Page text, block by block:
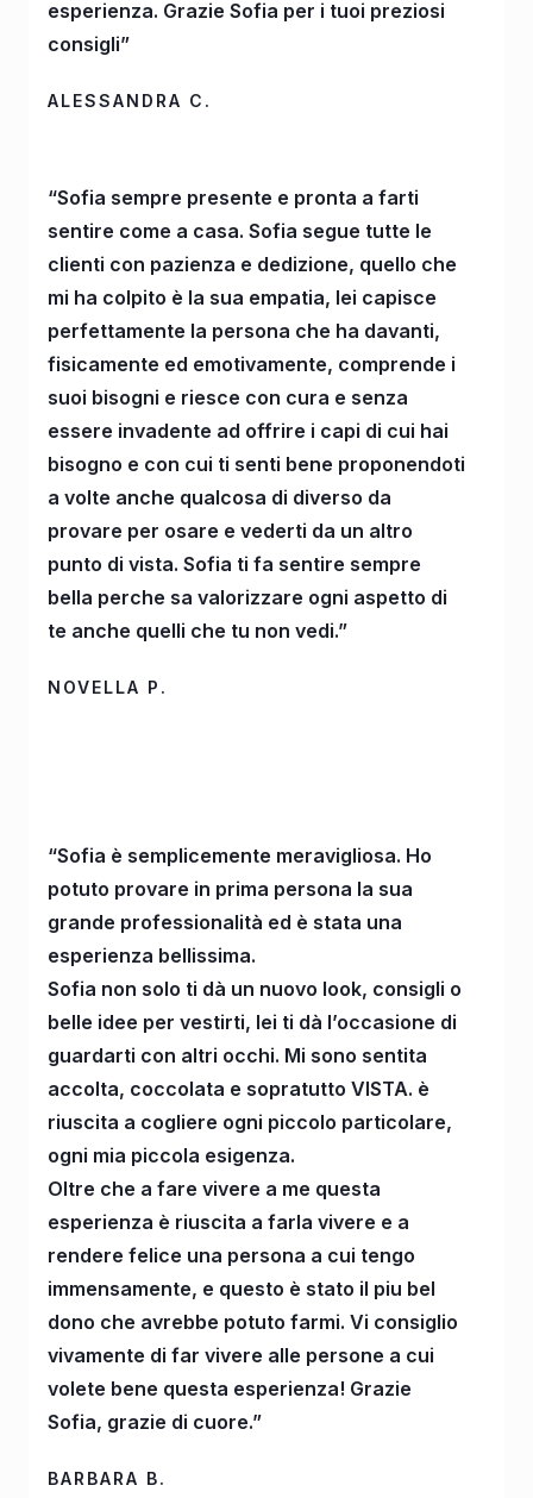
esperienza. Grazie Sofia per i tuoi preziosi
consigli”
ALESSANDRA C.
“Sofia sempre presente e pronta a farti
sentire come a casa. Sofia segue tutte le
clienti con pazienza e dedizione, quello che
mi ha colpito è la sua empatia, lei capisce
perfettamente la persona che ha davanti,
fisicamente ed emotivamente, comprende i
suoi bisogni e riesce con cura e senza
essere invadente ad offrire i capi di cui hai
bisogno e con cui ti senti bene proponendoti
a volte anche qualcosa di diverso da
provare per osare e vederti da un altro
punto di vista. Sofia ti fa sentire sempre
bella perche sa valorizzare ogni aspetto di
te anche quelli che tu non vedi.”
NOVELLA P.
“Sofia è semplicemente meravigliosa. Ho
potuto provare in prima persona la sua
grande professionalità ed è stata una
esperienza bellissima.
Sofia non solo ti dà un nuovo look, consigli o
belle idee per vestirti, lei ti dà l’occasione di
guardarti con altri occhi. Mi sono sentita
accolta, coccolata e sopratutto VISTA. è
riuscita a cogliere ogni piccolo particolare,
ogni mia piccola esigenza.
Oltre che a fare vivere a me questa
esperienza è riuscita a farla vivere e a
rendere felice una persona a cui tengo
immensamente, e questo è stato il piu bel
dono che avrebbe potuto farmi. Vi consiglio
vivamente di far vivere alle persone a cui
volete bene questa esperienza! Grazie
Sofia, grazie di cuore.”
BARBARA B.